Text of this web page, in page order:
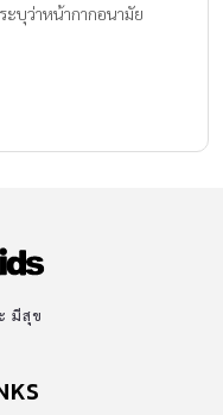
ะบุว่าหน้ากากอนามัย
มีสุข